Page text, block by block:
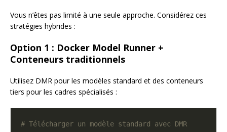
Vous n’êtes pas limité à une seule approche. Considérez ces
stratégies hybrides :
Option 1 : Docker Model Runner +
Conteneurs traditionnels
Utilisez DMR pour les modèles standard et des conteneurs
tiers pour les cadres spécialisés :
# Télécharger un modèle standard avec DMR